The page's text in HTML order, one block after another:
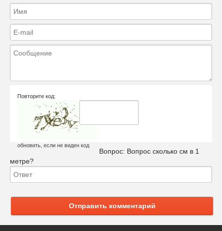
Повторите код:
обновить, если не виден код
Вопрос: Вопрос сколько см в 1
метре?
Отправить комментарий